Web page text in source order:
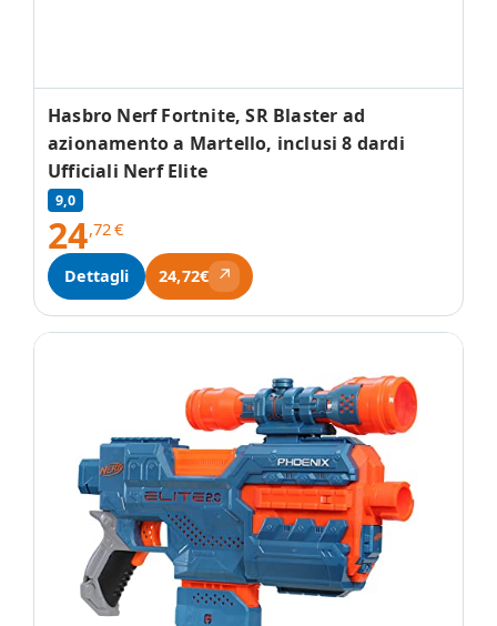
Hasbro Nerf Fortnite, SR Blaster ad
azionamento a Martello, inclusi 8 dardi
Ufficiali Nerf Elite
9,0
24,72€
Dettagli 24,72€ ↗